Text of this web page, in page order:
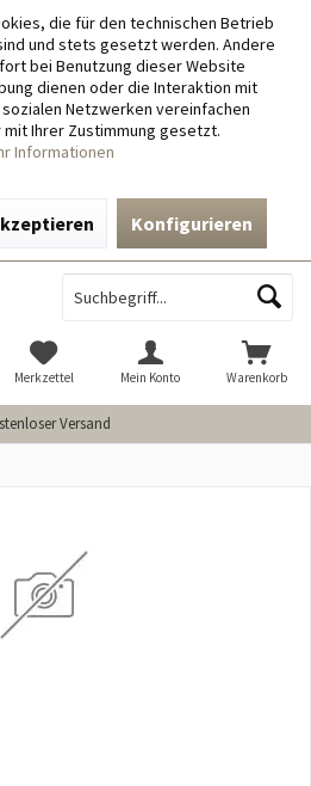
die für den technischen Betrieb
und stets gesetzt werden. Andere
bei Benutzung dieser Website
dienen oder die Interaktion mit
Netzwerken vereinfachen
Ihrer Zustimmung gesetzt.
Informationen
Konfigurieren
Versand
Warenkorb
Merkzettel Mein Konto